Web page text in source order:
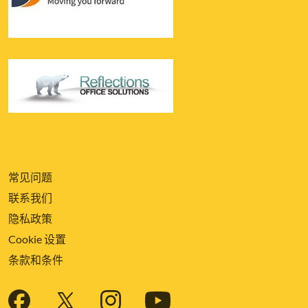
常见问题
联系我们
隐私政策
Cookie 设置
条款和条件